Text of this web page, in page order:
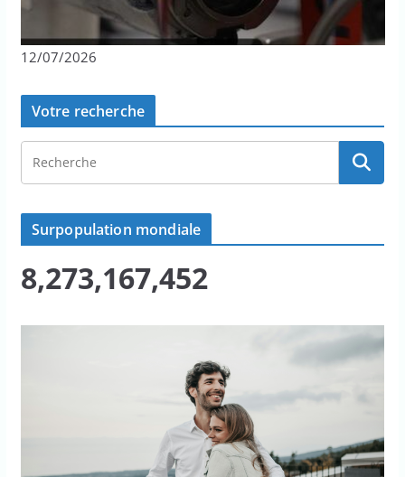
12/07/2026
Votre recherche
Surpopulation mondiale
8,273,167,455